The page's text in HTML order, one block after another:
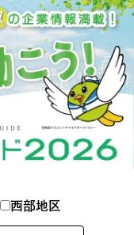
西部地区